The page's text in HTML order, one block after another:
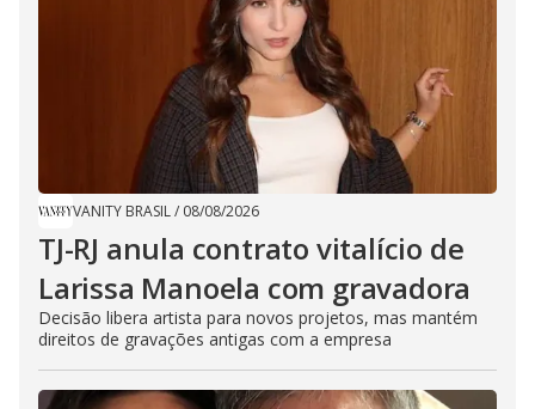
VANITY BRASIL/ 08/08/2026
TJ-RJ anula contrato vitalício de
Larissa Manoela com gravadora
Decisão libera artista para novos projetos, mas mantém
direitos de gravações antigas com a empresa